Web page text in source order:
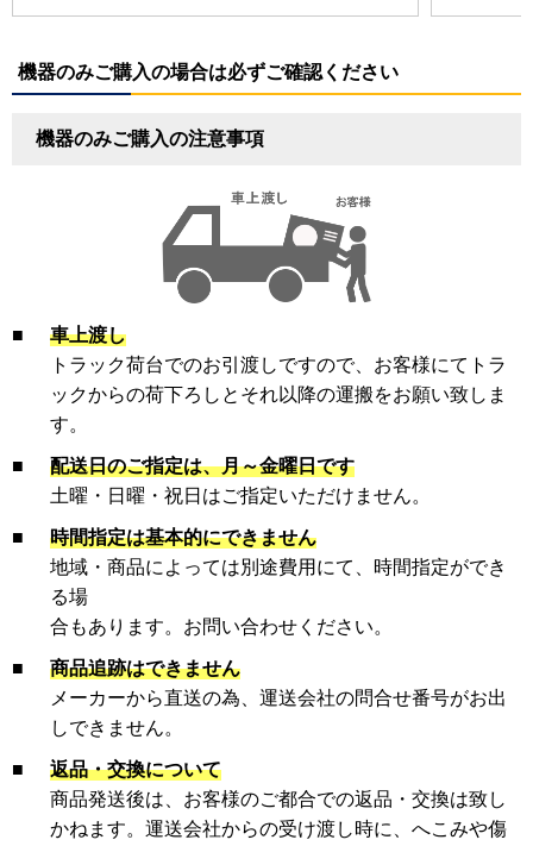
機器のみご購入の場合は必ずご確認ください
機器のみご購入の注意事項
■
車上渡し
トラック荷台でのお引渡しですので、お客様にてトラ
ックからの荷下ろしとそれ以降の運搬をお願い致しま
す。
■
配送日のご指定は、月～金曜日です
土曜・日曜・祝日はご指定いただけません。
■
時間指定は基本的にできません
地域・商品によっては別途費用にて、時間指定ができ
る場
合もあります。お問い合わせください。
■
商品追跡はできません
メーカーから直送の為、運送会社の問合せ番号がお出
しできません。
■
返品・交換について
商品発送後は、お客様のご都合での返品・交換は致し
かねます。運送会社からの受け渡し時に、へこみや傷